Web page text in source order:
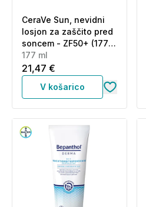
CeraVe Sun, nevidni
losjon za zaščito pred
soncem - ZF50+ (177
ml)
177 ml
21,47 €
V košarico